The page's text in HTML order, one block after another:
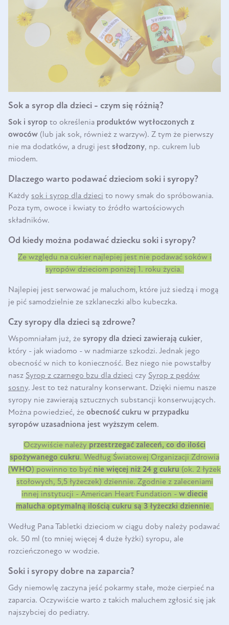
Sok a syrop dla dzieci - czym się różnią?
Sok i syrop to określenia produktów wytłoczonych z
owoców (lub jak sok, również z warzyw). Z tym że pierwszy
nie ma dodatków, a drugi jest słodzony, np. cukrem lub
miodem.
Dlaczego warto podawać dzieciom soki i syropy?
Każdy sok i syrop dla dzieci to nowy smak do spróbowania.
Poza tym, owoce i kwiaty to źródło wartościowych
składników.
Od kiedy można podawać dziecku soki i syropy?
Ze względu na cukier najlepiej jest nie podawać soków i
syropów dzieciom poniżej 1. roku życia.
Najlepiej jest serwować je maluchom, które już siedzą i mogą
je pić samodzielnie ze szklaneczki albo kubeczka.
Czy syropy dla dzieci są zdrowe?
Wspomniałam już, że syropy dla dzieci zawierają cukier,
który - jak wiadomo - w nadmiarze szkodzi. Jednak jego
obecność w nich to konieczność. Bez niego nie powstałby
nasz Syrop z czarnego bzu dla dzieci czy Syrop z pędów
sosny. Jest to też naturalny konserwant. Dzięki niemu nasze
syropy nie zawierają sztucznych substancji konserwujących.
Można powiedzieć, że obecność cukru w przypadku
syropów uzasadniona jest wyższym celem.
Oczywiście należy przestrzegać zaleceń, co do ilości
spożywanego cukru. Według Światowej Organizacji Zdrowia
(WHO) powinno to być nie więcej niż 24 g cukru (ok. 2 łyżek
stołowych, 5,5 łyżeczek) dziennie. Zgodnie z zaleceniami
innej instytucji - American Heart Fundation - w diecie
malucha optymalną ilością cukru są 3 łyżeczki dziennie.
Według Pana Tabletki dzieciom w ciągu doby należy podawać
ok. 50 ml (to mniej więcej 4 duże łyżki) syropu, ale
rozcieńczonego w wodzie.
Soki i syropy dobre na zaparcia?
Gdy niemowlę zaczyna jeść pokarmy stałe, może cierpieć na
zaparcia. Oczywiście warto z takich maluchem zgłosić się jak
najszybciej do pediatry.